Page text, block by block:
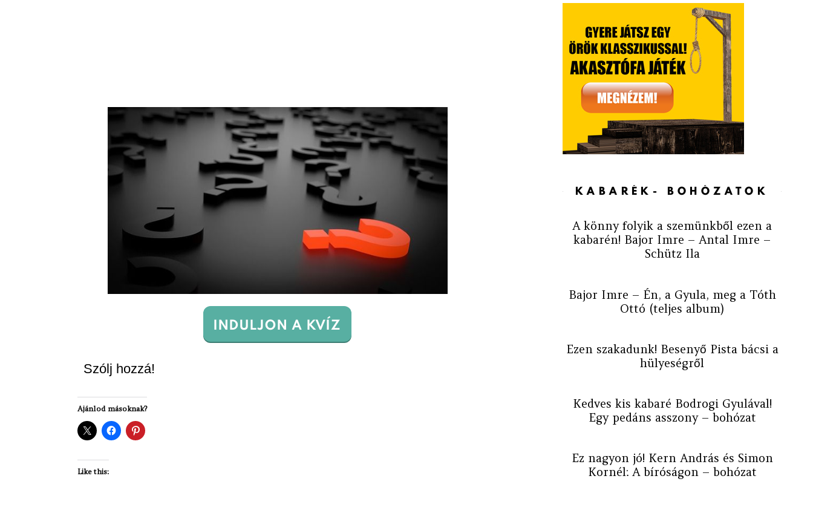
INDULJON A KVÍZ
Szólj hozzá!
Ajánlod másoknak?
Like this:
KABARÉK- BOHÓZATOK
A könny folyik a szemünkből ezen a
kabarén! Bajor Imre – Antal Imre –
Schütz Ila
Bajor Imre – Én, a Gyula, meg a Tóth
Ottó (teljes album)
Ezen szakadunk! Besenyő Pista bácsi a
hülyeségről
Kedves kis kabaré Bodrogi Gyulával!
Egy pedáns asszony – bohózat
Ez nagyon jó! Kern András és Simon
Kornél: A bíróságon – bohózat